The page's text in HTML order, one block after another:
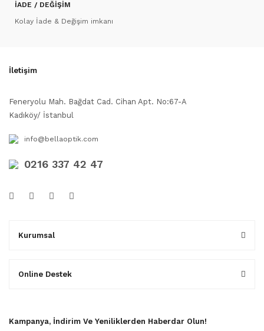
İADE / DEĞİŞİM
Kolay İade & Değişim imkanı
İletişim
Feneryolu Mah. Bağdat Cad. Cihan Apt. No:67-A
Kadıköy/ İstanbul
info@bellaoptik.com
0216 337 42 47
Kurumsal
Online Destek
Kampanya, İndirim Ve Yeniliklerden Haberdar Olun!